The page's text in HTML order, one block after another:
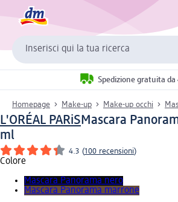
Inserisci qui la tua ricerca
Spedizione gratuita da
Homepage Make-up Make-up occhi
L'ORÉAL PARiSMascara
ml
4.3 (100 recensioni)
Colore
Mascara Panorama nero
Mascara Panorama marrone